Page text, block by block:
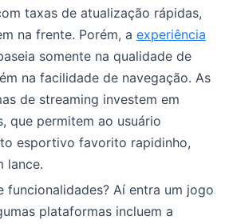
taxas de atualização rápidas,
na frente. Porém, a experiência
somente na qualidade de
na facilidade de navegação. As
de streaming investem em
que permitem ao usuário
esportivo favorito rapidinho,
lance.
funcionalidades? Aí entra um jogo
plataformas incluem a